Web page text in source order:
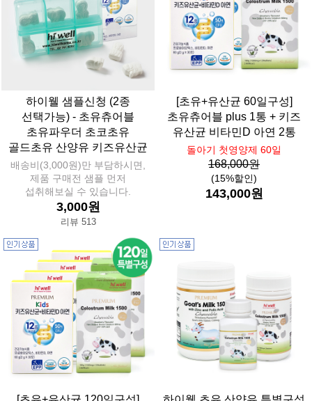
하이웰 샘플신청 (2종
선택가능) - 초유츄어블
초유파우더 초코초유
골드초유 산양유 키즈유산균
배송비(3,000원)만 부담하시면,
제품 구매전 샘플 먼저
섭취해보실 수 있습니다.
3,000원
리뷰 513
[초유+유산균 60일구성]
초유츄어블 plus 1통 + 키즈
유산균 비타민D 아연 2통
돌아기 첫영양제 60일
168,000원
(15%할인)
143,000원